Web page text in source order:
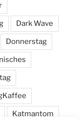
Dark Wave
Donnerstag
Katmantom